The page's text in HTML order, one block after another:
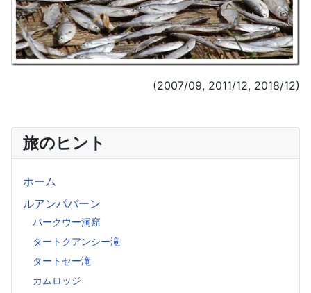
旅のヒント
ホーム
ルアンパバーン
パークウー洞窟
タートクアンシー滝
タートセー滝
カムロッジ
(2007/09, 2011/12, 2018/12)